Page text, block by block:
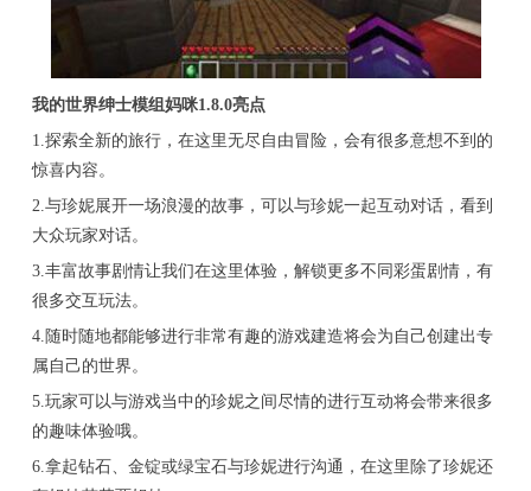
我的世界绅士模组妈咪1.8.0亮点
1.探索全新的旅行，在这里无尽自由冒险，会有很多意想不到的
惊喜内容。
2.与珍妮展开一场浪漫的故事，可以与珍妮一起互动对话，看到
大众玩家对话。
3.丰富故事剧情让我们在这里体验，解锁更多不同彩蛋剧情，有
很多交互玩法。
4.随时随地都能够进行非常有趣的游戏建造将会为自己创建出专
属自己的世界。
5.玩家可以与游戏当中的珍妮之间尽情的进行互动将会带来很多
的趣味体验哦。
6.拿起钻石、金锭或绿宝石与珍妮进行沟通，在这里除了珍妮还